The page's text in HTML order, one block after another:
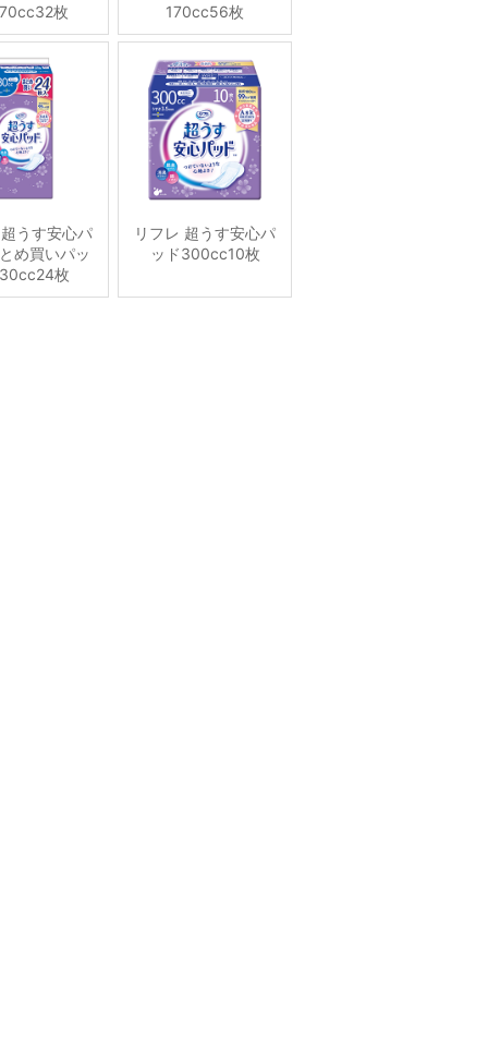
枚
170cc56枚
うす安心パ
め買いパッ
枚
リフレ 超うす安心パ
ッド300cc10枚